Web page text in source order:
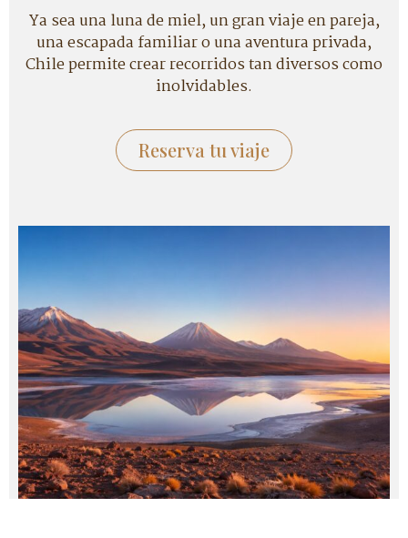
Ya sea una luna de miel, un gran viaje en pareja,
una escapada familiar o una aventura privada,
Chile permite crear recorridos tan diversos como
inolvidables.
Reserva tu viaje